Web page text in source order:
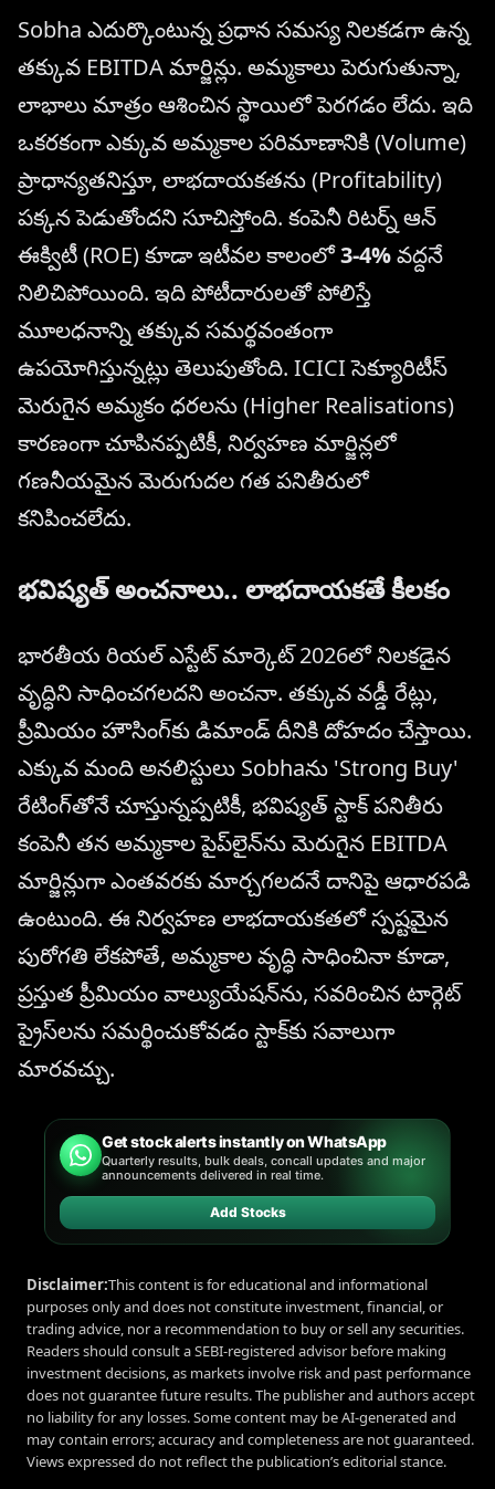
Sobha ఎదుర్కొంటున్న ప్రధాన సమస్య నిలకడగా ఉన్న
తక్కువ EBITDA మార్జిన్లు. అమ్మకాలు పెరుగుతున్నా,
లాభాలు మాత్రం ఆశించిన స్థాయిలో పెరగడం లేదు. ఇది
ఒకరకంగా ఎక్కువ అమ్మకాల పరిమాణానికి (Volume)
ప్రాధాన్యతనిస్తూ, లాభదాయకతను (Profitability)
పక్కన పెడుతోందని సూచిస్తోంది. కంపెనీ రిటర్న్ ఆన్
ఈక్విటీ (ROE) కూడా ఇటీవల కాలంలో3-4%వద్దనే
నిలిచిపోయింది. ఇది పోటీదారులతో పోలిస్తే
మూలధనాన్ని తక్కువ సమర్థవంతంగా
ఉపయోగిస్తున్నట్లు తెలుపుతోంది. ICICI సెక్యూరిటీస్
మెరుగైన అమ్మకం ధరలను (Higher Realisations)
కారణంగా చూపినప్పటికీ, నిర్వహణ మార్జిన్లలో
గణనీయమైన మెరుగుదల గత పనితీరులో
కనిపించలేదు.
భవిష్యత్ అంచనాలు.. లాభదాయకతే కీలకం
భారతీయ రియల్ ఎస్టేట్ మార్కెట్ 2026లో నిలకడైన
వృద్ధిని సాధించగలదని అంచనా. తక్కువ వడ్డీ రేట్లు,
ప్రీమియం హౌసింగ్‌కు డిమాండ్ దీనికి దోహదం చేస్తాయి.
ఎక్కువ మంది అనలిస్టులు Sobhaను 'Strong Buy'
రేటింగ్‌తోనే చూస్తున్నప్పటికీ, భవిష్యత్ స్టాక్ పనితీరు
కంపెనీ తన అమ్మకాల పైప్‌లైన్‌ను మెరుగైన EBITDA
మార్జిన్లుగా ఎంతవరకు మార్చగలదనే దానిపై ఆధారపడి
ఉంటుంది. ఈ నిర్వహణ లాభదాయకతలో స్పష్టమైన
పురోగతి లేకపోతే, అమ్మకాల వృద్ధి సాధించినా కూడా,
ప్రస్తుత ప్రీమియం వాల్యుయేషన్‌ను, సవరించిన టార్గెట్
ప్రైస్‌లను సమర్థించుకోవడం స్టాక్‌కు సవాలుగా
మారవచ్చు.
Get stock alerts instantly on WhatsApp
Quarterly results, bulk deals, concall updates and major
announcements delivered in real time.
Add Stocks
Disclaimer:This content is for educational and informational
purposes only and does not constitute investment, financial, or
trading advice, nor a recommendation to buy or sell any securities.
Readers should consult a SEBI-registered advisor before making
investment decisions, as markets involve risk and past performance
does not guarantee future results. The publisher and authors accept
no liability for any losses. Some content may be AI-generated and
may contain errors; accuracy and completeness are not guaranteed.
Views expressed do not reflect the publication’s editorial stance.